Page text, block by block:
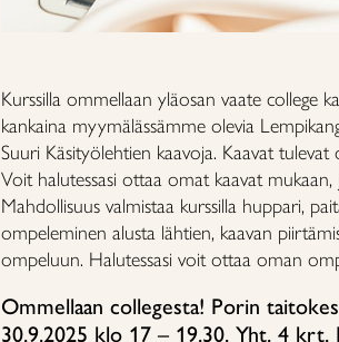
Kurssilla ommellaan yläosan vaate college
kankaina myymälässämme olevia
Suuri Käsityölehtien kaavoja. Kaavat
Voit halutessasi ottaa omat kaavat
Mahdollisuus valmistaa kurssilla huppari,
ompeleminen alusta lähtien, kaavan
ompeluun. Halutessasi voit ottaa oman
Ommellaan collegesta! Porin
30.9.2025 klo 17 – 19.30. Yht. 4 krt.